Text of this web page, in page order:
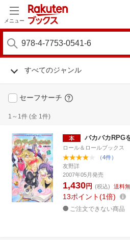
メニュー
すべてのジャンル
セーフサーチ
1～1件 (全 1件)
バカバカRPG
ロール＆ロールブックス
（4件）
友野詳
2007年05月発売
1,430円 (税込) 送料
13ポイント 1倍
ご注文できない商品